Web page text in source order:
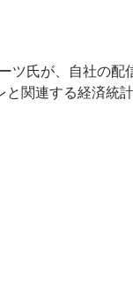
ツ氏が、自社の配
関連する経済統
表のインフレ率